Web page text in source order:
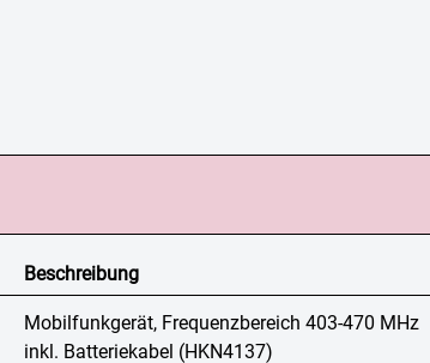
Beschreibung
Mobilfunkgerät, Frequenzbereich 403-470 MHz
inkl. Batteriekabel (HKN4137)